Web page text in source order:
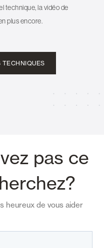
technique, la vidéo de
plus encore.
TECHNIQUES
pas ce
heureux de vous aider